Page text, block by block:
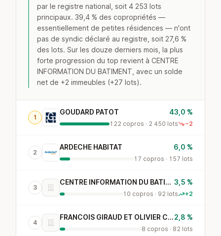
par le registre national, soit 4 253 lots
principaux. 39,4 % des copropriétés —
essentiellement de petites résidences — n'ont
pas de syndic déclaré au registre, soit 27,6 %
des lots. Sur les douze derniers mois, la plus
forte progression du top revient à CENTRE
INFORMATION DU BATIMENT, avec un solde
net de +2 immeubles (+27 lots).
1
GOUDARD PATOT 43,0 %
122 copros · 2 450 lots −2
2
ARDECHE HABITAT 6,0 %
17 copros · 157 lots
3
CENTRE INFORMATION DU BATIMENT 3,5 %
10 copros · 92 lots +2
4
FRANCOIS GIRAUD ET OLIVIER COURTES-LAPEYRAT NOTAIR2,8 %
8 copros · 82 lots